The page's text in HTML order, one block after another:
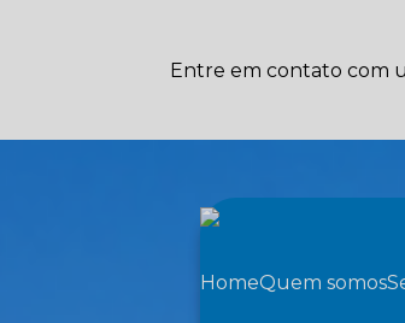
Entre em contato com
Home Quem somos